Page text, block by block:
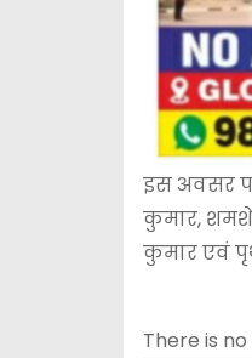
इस अवसर
कुमार,
कुमार एवं
There is